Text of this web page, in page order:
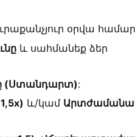
օրվա
և սահմանեք ձեր
(Ստանդարտ):
և/կամ